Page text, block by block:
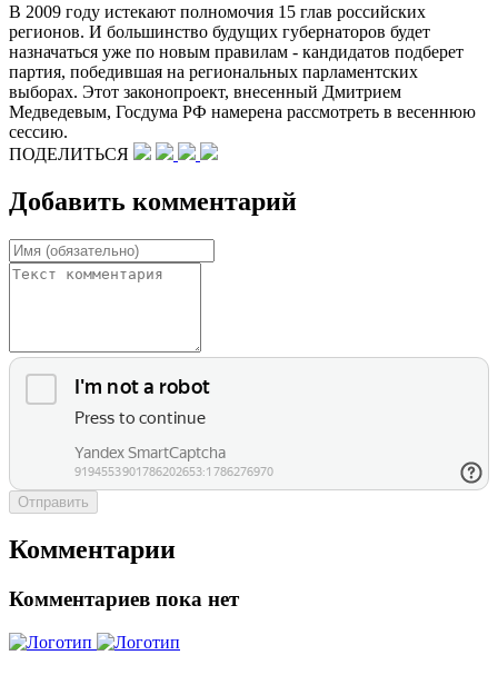
В 2009 году истекают полномочия 15 глав российских
регионов. И большинство будущих губернаторов будет
назначаться уже по новым правилам - кандидатов подберет
партия, победившая на региональных парламентских
выборах. Этот законопроект, внесенный Дмитрием
Медведевым, Госдума РФ намерена рассмотреть в весеннюю
сессию.
ПОДЕЛИТЬСЯ
Добавить комментарий
Отправить
Комментарии
Комментариев пока нет